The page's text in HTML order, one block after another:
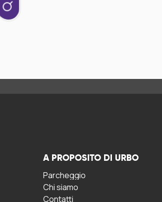
A PROPOSITO DI URBO
Parcheggio
Chi siamo
Contatti